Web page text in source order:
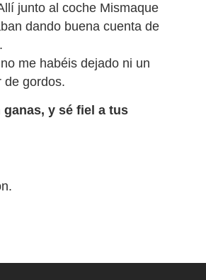
junto al coche Mismaque
dando buena cuenta de
me habéis dejado ni un
de gordos.
ganas, y sé fiel a tus